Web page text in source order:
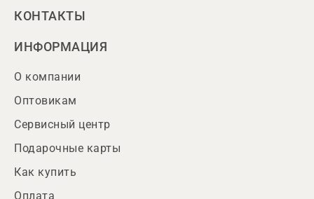
КОНТАКТЫ
ИНФОРМАЦИЯ
О компании
Оптовикам
Сервисный центр
Подарочные карты
Как купить
Оплата